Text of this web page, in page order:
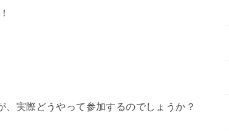
実際どうやって参加するのでしょうか？